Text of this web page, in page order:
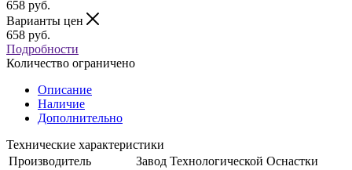
658 руб.
Варианты цен
658 руб.
Подробности
Количество ограничено
Описание
Наличие
Дополнительно
Технические характеристики
Производитель
Завод Технологической Оснастки